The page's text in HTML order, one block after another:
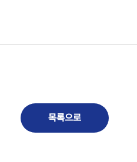
목록으로